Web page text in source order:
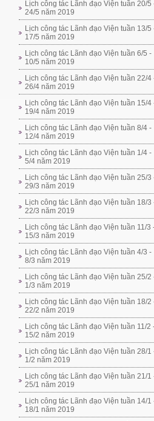
Lịch công tác Lãnh đạo Viện tuần 20/5
24/5 năm 2019
Lịch công tác Lãnh đạo Viện tuần 13/5
17/5 năm 2019
Lịch công tác Lãnh đạo Viện tuần 6/5 -
10/5 năm 2019
Lịch công tác Lãnh đạo Viện tuần 22/4
26/4 năm 2019
Lịch công tác Lãnh đạo Viện tuần 15/4
19/4 năm 2019
Lịch công tác Lãnh đạo Viện tuần 8/4 -
12/4 năm 2019
Lịch công tác Lãnh đạo Viện tuần 1/4 -
5/4 năm 2019
Lịch công tác Lãnh đạo Viện tuần 25/3
29/3 năm 2019
Lịch công tác Lãnh đạo Viện tuần 18/3
22/3 năm 2019
Lịch công tác Lãnh đạo Viện tuần 11/3
15/3 năm 2019
Lịch công tác Lãnh đạo Viện tuần 4/3 -
8/3 năm 2019
Lịch công tác Lãnh đạo Viện tuần 25/2
1/3 năm 2019
Lịch công tác Lãnh đạo Viện tuần 18/2
22/2 năm 2019
Lịch công tác Lãnh đạo Viện tuần 11/2
15/2 năm 2019
Lịch công tác Lãnh đạo Viện tuần 28/1
1/2 năm 2019
Lịch công tác Lãnh đạo Viện tuần 21/1
25/1 năm 2019
Lịch công tác Lãnh đạo Viện tuần 14/1
18/1 năm 2019